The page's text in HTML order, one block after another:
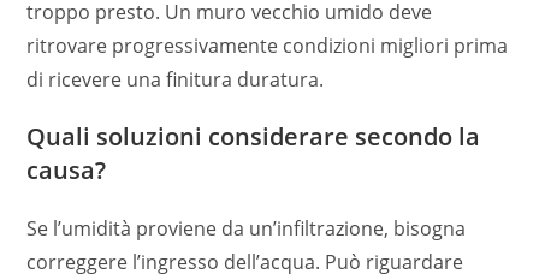
troppo presto. Un muro vecchio umido deve
ritrovare progressivamente condizioni migliori prima
di ricevere una finitura duratura.
Quali soluzioni considerare secondo la
causa?
Se l’umidità proviene da un’infiltrazione, bisogna
correggere l’ingresso dell’acqua. Può riguardare